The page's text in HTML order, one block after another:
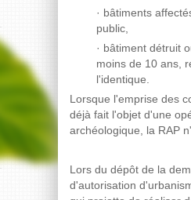
· bâtiments
public,
· bâtiment détruit
moins de 10 ans,
l'identique.
Lorsque l'emprise des
déjà fait l'objet d'une
archéologique, la RAP
Lors du dépôt de la
d'autorisation